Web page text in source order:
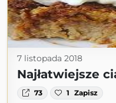
7 listopada 2018
Najłatwiejsze
73 1 Zapisz